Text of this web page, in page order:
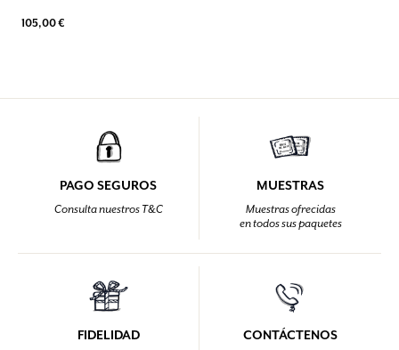
105,00 €
PAGO SEGUROS
Consulta nuestros T&C
MUESTRAS
Muestras ofrecidas
en todos sus paquetes
FIDELIDAD CONTÁCTENOS